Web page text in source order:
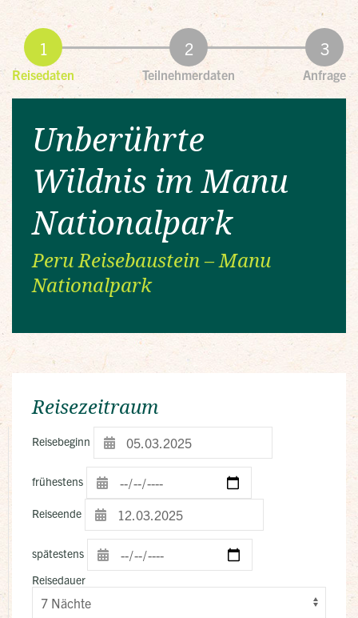
Reisedaten Teilnehmerdaten Anfrage
Unberührte
Wildnis im Manu
Nationalpark
Peru Reisebaustein – Manu
Nationalpark
Reisezeitraum
Reisebeginn
frühestens
Reiseende
spätestens
Reisedauer